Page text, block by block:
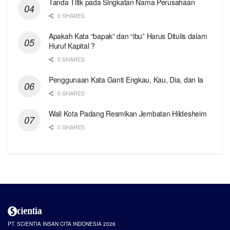
Tanda Titik pada Singkatan Nama Perusahaan
0 SHARES
Apakah Kata “bapak” dan “ibu” Harus Ditulis dalam
Huruf Kapital ?
0 SHARES
Penggunaan Kata Ganti Engkau, Kau, Dia, dan Ia
0 SHARES
Wali Kota Padang Resmikan Jembatan Hildesheim
0 SHARES
PT. SCIENTIA INSAN CITA INDONESIA 2026